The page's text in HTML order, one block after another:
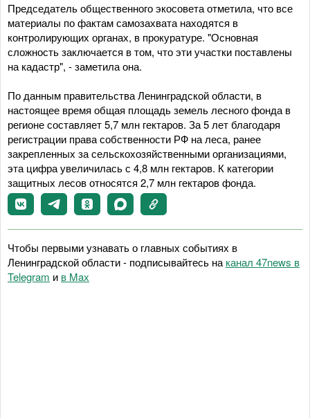
Председатель общественного экосовета отметила, что все
материалы по фактам самозахвата находятся в
контролирующих органах, в прокуратуре. "Основная
сложность заключается в том, что эти участки поставлены
на кадастр", - заметила она.
По данным правительства Ленинградской области, в
настоящее время общая площадь земель лесного фонда в
регионе составляет 5,7 млн гектаров. За 5 лет благодаря
регистрации права собственности РФ на леса, ранее
закрепленных за сельскохозяйственными организациями,
эта цифра увеличилась с 4,8 млн гектаров. К категории
защитных лесов относятся 2,7 млн гектаров фонда.
Чтобы первыми узнавать о главных событиях в
Ленинградской области - подписывайтесь на канал 47news в
Telegram и в Maх